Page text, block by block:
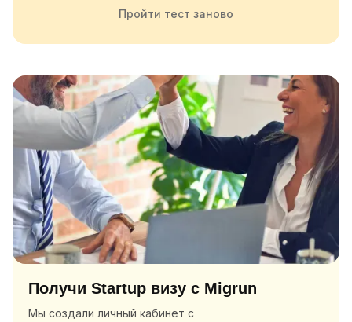
Пройти тест заново
Получи Startup визу с Migrun
Мы создали личный кабинет с